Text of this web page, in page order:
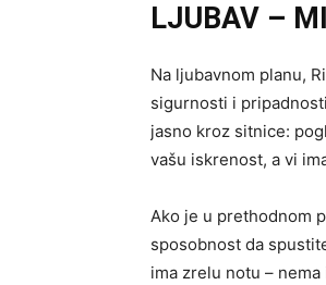
LJUBAV –
Na ljubavnom planu,
sigurnosti i
jasno kroz sitnice:
vašu iskrenost, a vi
Ako je u prethodnom
sposobnost da
ima zrelu notu –